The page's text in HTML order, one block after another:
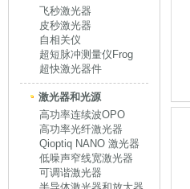
飞秒激光器
皮秒激光器
自相关仪
超短脉冲测量仪Frog
超快激光器件
激光器和光源
高功率连续波OPO
高功率光纤激光器
Qioptiq NANO 激光器
低噪声窄线宽激光器
可调谐激光器